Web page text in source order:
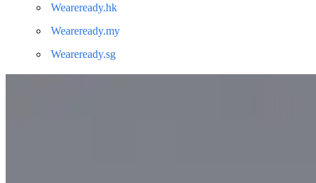
Weareready.hk
Weareready.my
Weareready.sg